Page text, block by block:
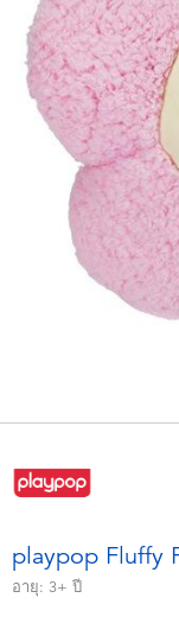
กิจกรรมแล
ตุ๊กตาและ
อุปกรณ์อิเล็
เกมและพัซ
ของเล่นเพื่
กิจกรรมกล
อุปกรณ์แต่
ของเล่นนุ่ม
Blokees บล็
Zuru ซูรู
X-Shot
playpop
Barbie บา
12~14 ปี
14+ ปี
playpop Fluffy
อายุ: 3+ ปี